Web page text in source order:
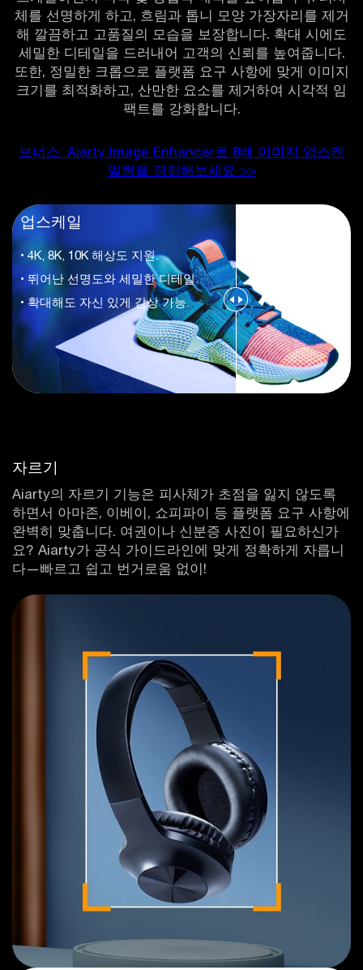
체를 선명하게 하고, 흐림과 톱니 모양 가장자리를 제거
해 깔끔하고 고품질의 모습을 보장합니다. 확대 시에도
세밀한 디테일을 드러내어 고객의 신뢰를 높여줍니다.
또한, 정밀한 크롭으로 플랫폼 요구 사항에 맞게 이미지
크기를 최적화하고, 산만한 요소를 제거하여 시각적 임
팩트를 강화합니다.
보너스: Aiarty Image Enhancer로 8배 이미지 업스케
일링을 경험해보세요 >>
업스케일
• 4K, 8K, 10K 해상도 지원.
• 뛰어난 선명도와 세밀한 디테일.
• 확대해도 자신 있게 감상 가능.
자르기
Aiarty의 자르기 기능은 피사체가 초점을 잃지 않도록
하면서 아마존, 이베이, 쇼피파이 등 플랫폼 요구 사항에
완벽히 맞춥니다. 여권이나 신분증 사진이 필요하신가
요? Aiarty가 공식 가이드라인에 맞게 정확하게 자릅니
다—빠르고 쉽고 번거로움 없이!